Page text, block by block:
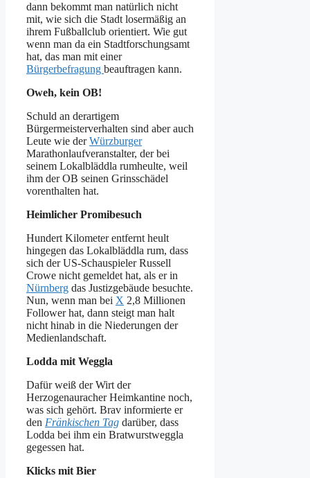
dann bekommt man natürlich nicht
mit, wie sich die Stadt losermäßig an
ihrem Fußballclub orientiert. Wie gut
wenn man da ein Stadtforschungsamt
hat, das man mit einer
Bürgerbefragung beauftragen kann.
Oweh, kein OB!
Schuld an derartigem
Bürgermeisterverhalten sind aber auch
Leute wie derWürzburger
Marathonlaufveranstalter, der bei
seinem Lokalbläddla rumheulte, weil
ihm der OB seinen Grinsschädel
vorenthalten hat.
Heimlicher Promibesuch
Hundert Kilometer entfernt heult
hingegen das Lokalbläddla rum, dass
sich der US-Schauspieler Russell
Crowe nicht gemeldet hat, als er in
Nürnberg das Justizgebäude besuchte.
Nun, wenn man bei X 2,8 Millionen
Follower hat, dann steigt man halt
nicht hinab in die Niederungen der
Medienlandschaft.
Lodda mit Weggla
Dafür weiß der Wirt der
Herzogenauracher Heimkantine noch,
was sich gehört. Brav informierte er
den Fränkischen Tag darüber, dass
Lodda bei ihm ein Bratwurstweggla
gegessen hat.
Klicks mit Bier